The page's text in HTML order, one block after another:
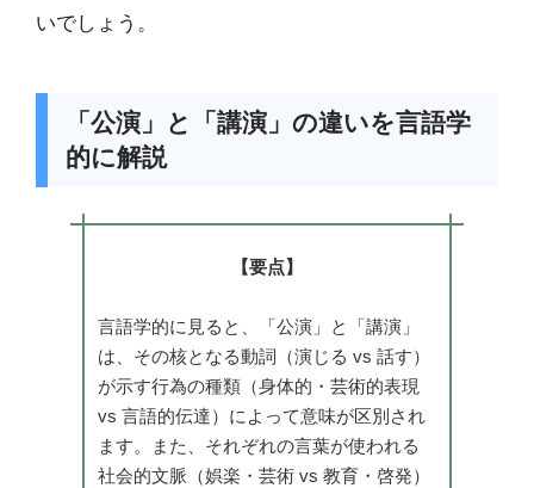
いでしょう。
「公演」と「講演」の違いを言語学
的に解説
【要点】
言語学的に見ると、「公演」と「講演」
は、その核となる動詞（演じる vs 話す）
が示す行為の種類（身体的・芸術的表現
vs 言語的伝達）によって意味が区別され
ます。また、それぞれの言葉が使われる
社会的文脈（娯楽・芸術 vs 教育・啓発）